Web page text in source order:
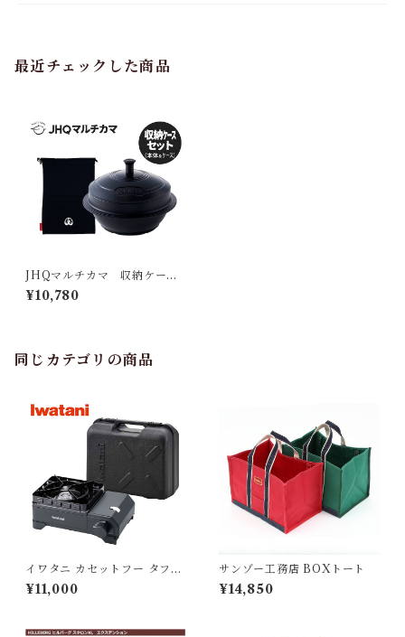
最近チェックした商品
JHQマルチカマ 収納ケース
セット
¥10,780
同じカテゴリの商品
イワタニ カセットフー タフま
るXG Jr.
¥11,000
サンゾー工務店 BOXトート
¥14,850